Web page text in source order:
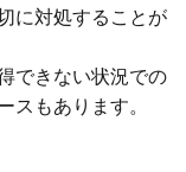
に対処することが
できない状況での
スもあります。